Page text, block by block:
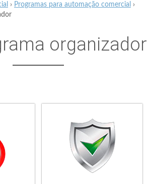
› Programas para automação comercial
›
organizador